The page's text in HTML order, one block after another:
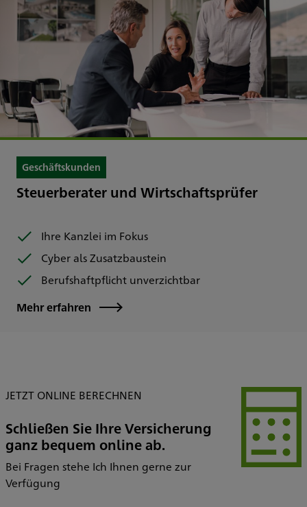
Geschäftskunden
Steuerberater und Wirtschaftsprüfer
Ihre Kanzlei im Fokus
Cyber als Zusatzbaustein
Berufshaftpflicht unverzichtbar
Mehr erfahren
JETZT ONLINE BERECHNEN
Schließen Sie Ihre Versicherung
ganz bequem online ab.
Bei Fragen stehe Ich Ihnen gerne zur
Verfügung